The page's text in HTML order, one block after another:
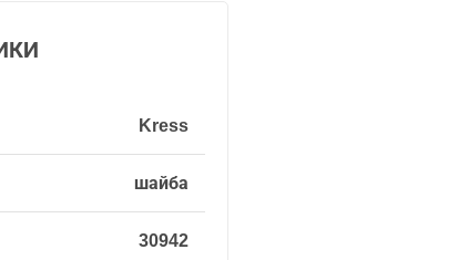
Kress
шайба
30942